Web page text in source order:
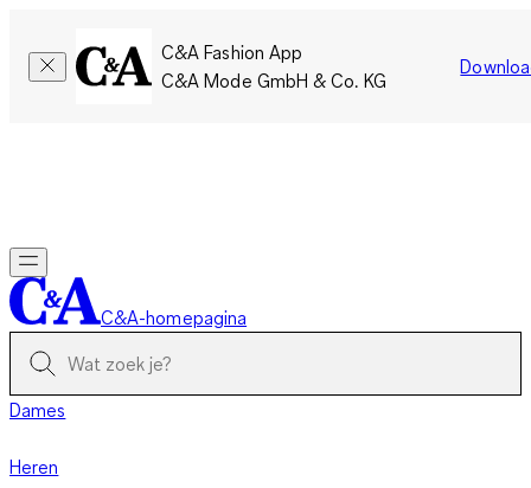
C&A Fashion App
C&A Mode GmbH & Co. KG
C&A-homepagina
Dames
Heren